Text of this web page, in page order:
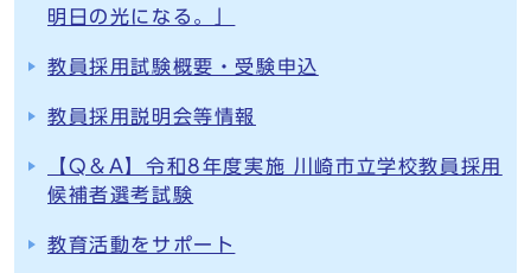
明日の光になる。」
教員採用試験概要・受験申込
教員採用説明会等情報
【Q＆A】令和8年度実施 川崎市立学校教員採用
候補者選考試験
教育活動をサポート